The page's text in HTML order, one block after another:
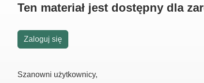
Ten materiał jest dostępny dla
Zaloguj się
Szanowni użytkownicy,